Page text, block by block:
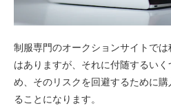
制服専門のオークションサイトで
はありますが、それに付随するい
め、そのリスクを回避するために
ることになります。